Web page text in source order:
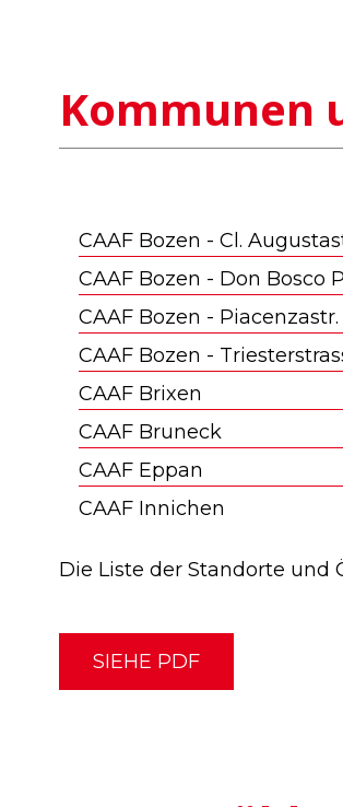
Kommunen
CAAF Bozen - Cl.
CAAF Bozen - Don Bosco
CAAF Bozen - Piacenzastr.
CAAF Bozen -
CAAF Brixen
CAAF Bruneck
CAAF Eppan
CAAF Innichen
Die Liste der Standorte und
SIEHE PDF